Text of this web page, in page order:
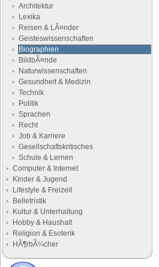
Architektur
Lexika
Reisen & LÃ¤nder
Geisteswissenschaften
Biographien
BildbÃ¤nde
Naturwissenschaften
Gesundheit & Medizin
Technik
Politik
Sprachen
Recht
Job & Karriere
Gesellschaftskritisches
Schule & Lernen
Computer & Internet
Kinder & Jugend
Lifestyle & Freizeit
Belletristik
Kultur & Unterhaltung
Hobby & Haushalt
Religion & Esoterik
HÃ¶rbÃ¼cher